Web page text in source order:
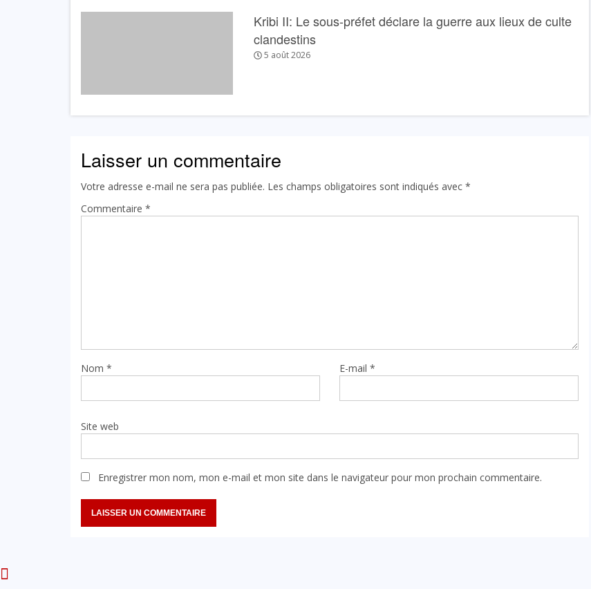
Kribi II: Le sous-préfet déclare la guerre aux lieux de culte
clandestins
5 août 2026
Laisser un commentaire
Votre adresse e-mail ne sera pas publiée. Les champs obligatoires sont indiqués avec *
Commentaire *
Nom * E-mail*
Site web
Enregistrer mon nom, mon e-mail et mon site dans le navigateur pour mon prochain commentaire.